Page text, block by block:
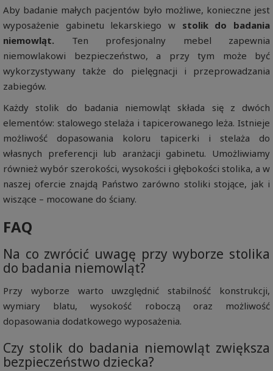
Aby badanie małych pacjentów było możliwe, konieczne jest
wyposażenie gabinetu lekarskiego w stolik do badania
niemowląt. Ten profesjonalny mebel zapewnia
niemowlakowi bezpieczeństwo, a przy tym może być
wykorzystywany także do pielęgnacji i przeprowadzania
zabiegów.
Każdy stolik do badania niemowląt składa się z dwóch
elementów: stalowego stelaża i tapicerowanego leża. Istnieje
możliwość dopasowania koloru tapicerki i stelaża do
własnych preferencji lub aranżacji gabinetu. Umożliwiamy
również wybór szerokości, wysokości i głębokości stolika, a w
naszej ofercie znajdą Państwo zarówno stoliki stojące, jak i
wiszące – mocowane do ściany.
FAQ
Na co zwrócić uwagę przy wyborze stolika
do badania niemowląt?
Przy wyborze warto uwzględnić stabilność konstrukcji,
wymiary blatu, wysokość roboczą oraz możliwość
dopasowania dodatkowego wyposażenia.
Czy stolik do badania niemowląt zwiększa
bezpieczeństwo dziecka?